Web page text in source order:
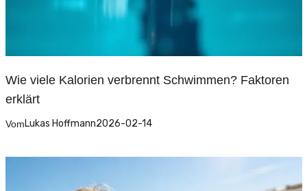
Wie viele Kalorien verbrennt Schwimmen? Faktoren
erklärt
VomLukas Hoffmann2026-02-14